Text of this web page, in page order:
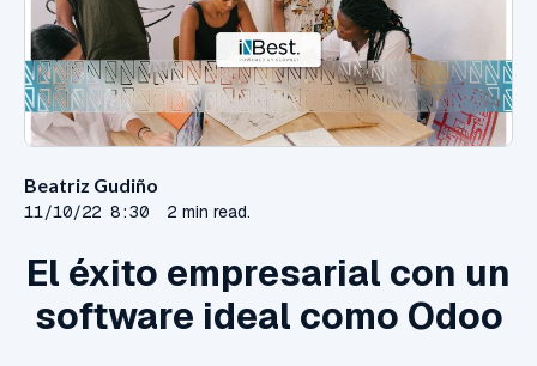
Beatriz Gudiño
11/10/22 8:30 2 min read.
El éxito empresarial con un
software ideal como Odoo